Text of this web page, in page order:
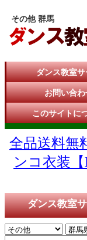
その他 群馬
ダンス教室サ
お問い合わ
このサイトに
全品送料
ンコ衣装
ダンス教室サ